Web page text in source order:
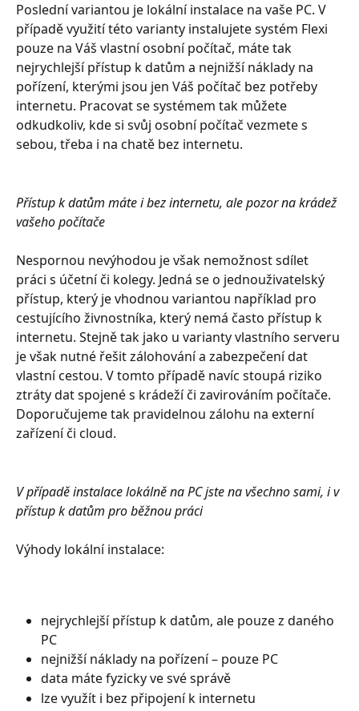
Poslední variantou je lokální instalace na vaše PC. V
případě využití této varianty instalujete systém Flexi
pouze na Váš vlastní osobní počítač, máte tak
nejrychlejší přístup k datům a nejnižší náklady na
pořízení, kterými jsou jen Váš počítač bez potřeby
internetu. Pracovat se systémem tak můžete
odkudkoliv, kde si svůj osobní počítač vezmete s
sebou, třeba i na chatě bez internetu.
Přístup k datům máte i bez internetu, ale pozor na krádež
vašeho počítače
Nespornou nevýhodou je však nemožnost sdílet
práci s účetní či kolegy. Jedná se o jednouživatelský
přístup, který je vhodnou variantou například pro
cestujícího živnostníka, který nemá často přístup k
internetu. Stejně tak jako u varianty vlastního serveru
je však nutné řešit zálohování a zabezpečení dat
vlastní cestou. V tomto případě navíc stoupá riziko
ztráty dat spojené s krádeží či zavirováním počítače.
Doporučujeme tak pravidelnou zálohu na externí
zařízení či cloud.
V případě instalace lokálně na PC jste na všechno sami, i v
přístup k datům pro běžnou práci
Výhody lokální instalace:
nejrychlejší přístup k datům, ale pouze z daného
PC
nejnižší náklady na pořízení – pouze PC
data máte fyzicky ve své správě
lze využít i bez připojení k internetu